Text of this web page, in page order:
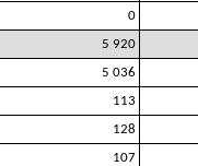
0
5 920
5 036
113
128
107